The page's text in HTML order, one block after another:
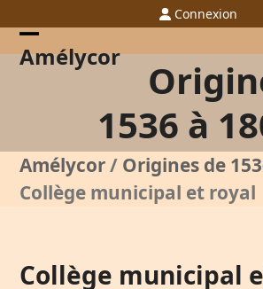
to
content
Connexion
Amélycor
Open
Close
1536 à
Amélycor/ Origines de
Collège municipal et royal
Collège municipal